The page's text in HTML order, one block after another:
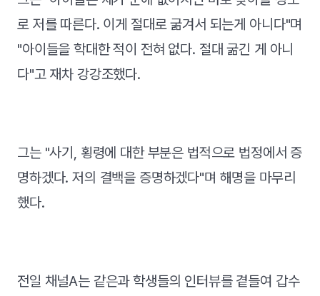
로 저를 따른다. 이게 절대로 굶겨서 되는게 아니다"며
"아이들을 학대한 적이 전혀 없다. 절대 굶긴 게 아니
다"고 재차 강강조했다.
그는 "사기, 횡령에 대한 부분은 법적으로 법정에서 증
명하겠다. 저의 결백을 증명하겠다"며 해명을 마무리
했다.
전일 채널A는 같은과 학생들의 인터뷰를 곁들여 갑수